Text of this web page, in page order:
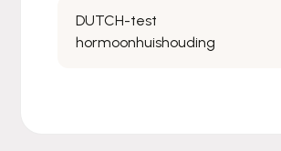
DUTCH-test
hormoonhuishouding